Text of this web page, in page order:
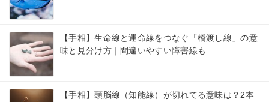
【手相】生命線と運命線をつなぐ「橋渡し線」の意
味と見分け方｜間違いやすい障害線も
【手相】頭脳線（知能線）が切れてる意味は？2本